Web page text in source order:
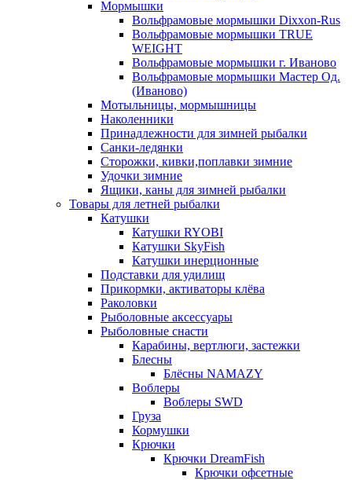
Мормышки
Вольфрамовые мормышки Dixxon-Rus
Вольфрамовые мормышки TRUE
WEIGHT
Вольфрамовые мормышки г. Иваново
Вольфрамовые мормышки Мастер Од.
(Иваново)
Мотыльницы, мормышницы
Наколенники
Принадлежности для зимней рыбалки
Санки-ледянки
Сторожки, кивки,поплавки зимние
Удочки зимние
Ящики, каны для зимней рыбалки
Товары для летней рыбалки
Катушки
Катушки RYOBI
Катушки SkyFish
Катушки инерционные
Подставки для удилищ
Прикормки, активаторы клёва
Раколовки
Рыболовные аксессуары
Рыболовные снасти
Карабины, вертлюги, застежки
Блесны
Блёсны NAMAZY
Воблеры
Воблеры SWD
Груза
Кормушки
Крючки
Крючки DreamFish
Крючки офсетные